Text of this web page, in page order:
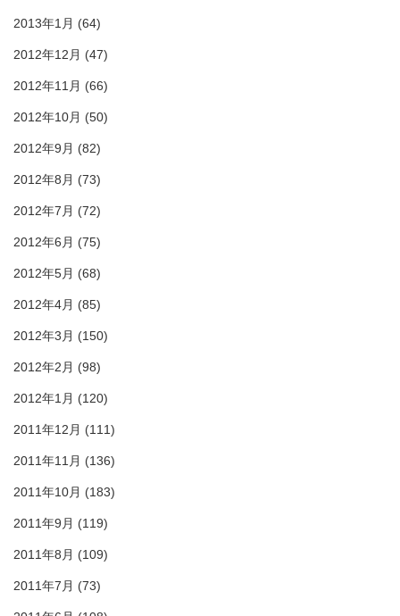
2013年1月 (64)
2012年12月 (47)
2012年11月 (66)
2012年10月 (50)
2012年9月 (82)
2012年8月 (73)
2012年7月 (72)
2012年6月 (75)
2012年5月 (68)
2012年4月 (85)
2012年3月 (150)
2012年2月 (98)
2012年1月 (120)
2011年12月 (111)
2011年11月 (136)
2011年10月 (183)
2011年9月 (119)
2011年8月 (109)
2011年7月 (73)